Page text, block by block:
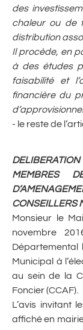
des
chaleur ou de
distribution
Il procède, en
à des études
faisabilité et
financière du
- le reste de
MEMBRES
CONSEILLERS
Monsieur le
novembre
Départemental
Municipal à
au sein de la
Foncier (CCAF).
L’avis invitant
affiché en